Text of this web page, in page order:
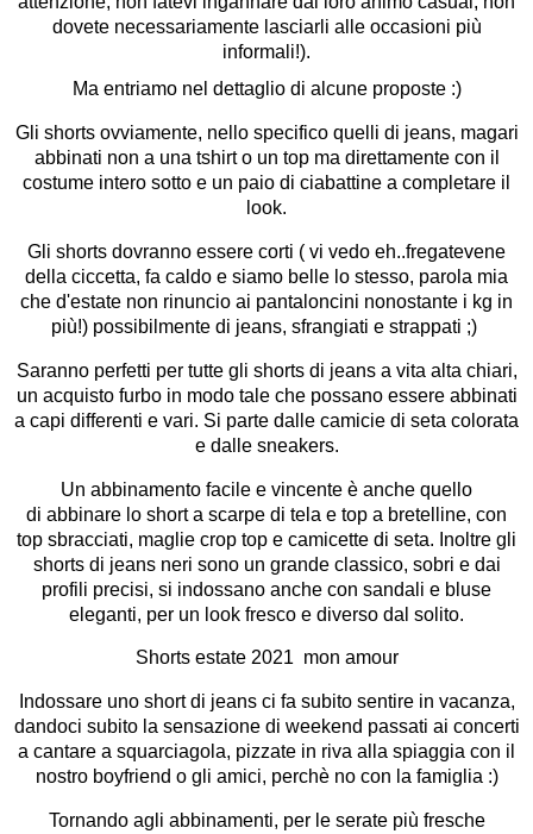
dovete necessariamente lasciarli alle occasioni più
informali!).
Ma entriamo nel dettaglio di alcune proposte :)
Gli shorts ovviamente, nello specifico quelli di jeans, magari
abbinati non a una tshirt o un top ma direttamente con il
costume intero sotto e un paio di ciabattine a completare il
look.
Gli shorts dovranno essere corti ( vi vedo eh..fregatevene
della ciccetta, fa caldo e siamo belle lo stesso, parola mia
che d'estate non rinuncio ai pantaloncini nonostante i kg in
più!) possibilmente di jeans, sfrangiati e strappati ;)
Saranno perfetti per tutte gli shorts di jeans a vita alta chiari,
un acquisto furbo in modo tale che possano essere abbinati
a capi differenti e vari. Si parte dalle camicie di seta colorata
e dalle sneakers.
Un abbinamento facile e vincente è anche quello
di abbinare lo short a scarpe di tela e top a bretelline, con
top sbracciati, maglie crop top e camicette di seta. Inoltre gli
shorts di jeans neri sono un grande classico, sobri e dai
profili precisi, si indossano anche con sandali e bluse
eleganti, per un look fresco e diverso dal solito.
Shorts estate 2021 mon amour
Indossare uno short di jeans ci fa subito sentire in vacanza,
dandoci subito la sensazione di weekend passati ai concerti
a cantare a squarciagola, pizzate in riva alla spiaggia con il
nostro boyfriend o gli amici, perchè no con la famiglia :)
Tornando agli abbinamenti, per le serate più fresche